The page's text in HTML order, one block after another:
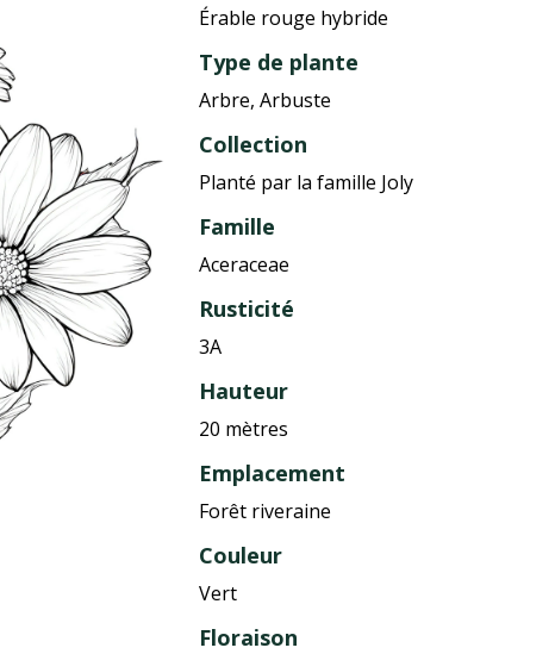
Érable rouge hybride
Type de plante
Arbre, Arbuste
Collection
Planté par la famille Joly
Famille
Aceraceae
Rusticité
3A
Hauteur
20 mètres
Emplacement
Forêt riveraine
Couleur
Vert
Floraison